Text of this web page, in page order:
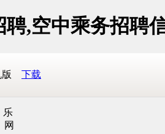
聘,空中乘务招
下载